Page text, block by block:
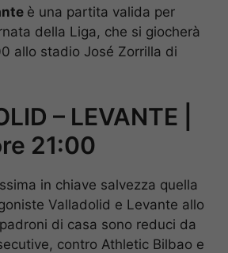
è una partita valida per
della Liga, che si giocherà
allo stadio José Zorrilla di
– LEVANTE |
21:00
in chiave salvezza quella
Valladolid e Levante allo
di casa sono reduci da
contro Athletic Bilbao e